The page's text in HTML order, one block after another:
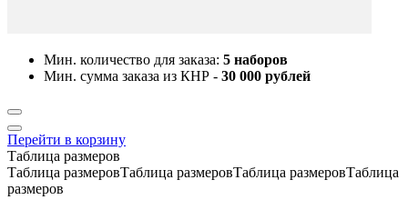
Мин. количество для заказа: 5 наборов
Мин. сумма заказа из КНР - 30 000 рублей
Перейти в корзину
Таблица размеров
Таблица размеровТаблица размеровТаблица размеровТаблица
размеров